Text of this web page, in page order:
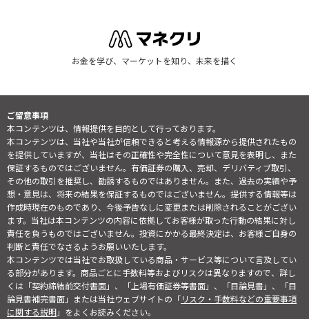
お金を学び、マーケットを知り、未来を描く
ご留意事項
本コンテンツは、情報提供を目的として行っております。
本コンテンツは、当社や当社が信頼できると考える情報源から提供されたもの
を提供していますが、当社はその正確性や完全性について意見を表明し、また
保証するものではございません。有価証券の購入、売却、デリバティブ取引、
その他の取引を推奨し、勧誘するものではありません。また、過去の実績や予
想・意見は、将来の結果を保証するものではございません。提供する情報等は
作成時現在のものであり、今後予告なしに変更または削除されることがござい
ます。当社は本コンテンツの内容に依拠してお客様が取った行動の結果に対し
責任を負うものではございません。投資にかかる最終決定は、お客様ご自身の
判断と責任でなさるようお願いいたします。
本コンテンツでは当社でお取扱している商品・サービス等について言及してい
る部分があります。商品ごとに手数料等およびリスクは異なりますので、詳し
くは「契約締結前交付書面」、「上場有価証券等書面」、「目論見書」、「目
論見書補完書面」または当社ウェブサイトの「リスク・手数料などの重要事項
に関する説明」をよくお読みください。